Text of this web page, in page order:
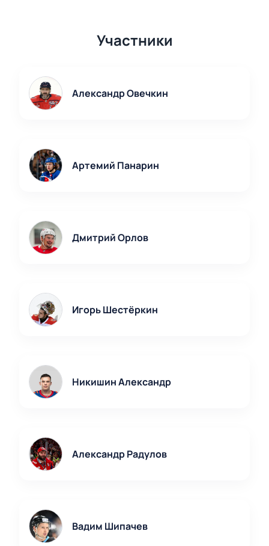
Участники
Александр Овечкин
Артемий Панарин
Дмитрий Орлов
Игорь Шестёркин
Никишин Александр
Александр Радулов
Вадим Шипачев